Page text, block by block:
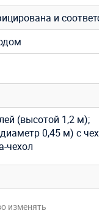
и
(высотой 1,2 м);
0,45 м) с
чехол
изменять